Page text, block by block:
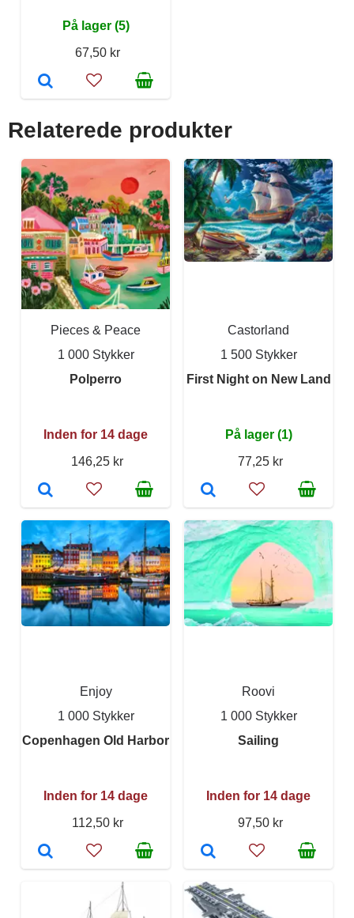
På lager (5)
67,50 kr
Relaterede produkter
Pieces & Peace
1 000 Stykker
Polperro
Inden for 14 dage
146,25 kr
Castorland
1 500 Stykker
First Night on New Land
På lager (1)
77,25 kr
Enjoy
1 000 Stykker
Copenhagen Old Harbor
Inden for 14 dage
112,50 kr
Roovi
1 000 Stykker
Sailing
Inden for 14 dage
97,50 kr